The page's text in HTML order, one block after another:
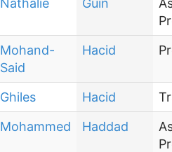
Nathalie Guin
Mohand-
Said
Hacid
Ghiles Hacid
Mohammed
Haddad